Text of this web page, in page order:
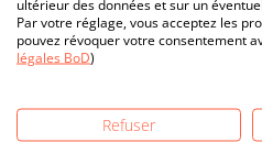
ultérieur des données et sur un
Par votre réglage, vous acceptez les
pouvez révoquer votre consentement
légales BoD)
Refuser